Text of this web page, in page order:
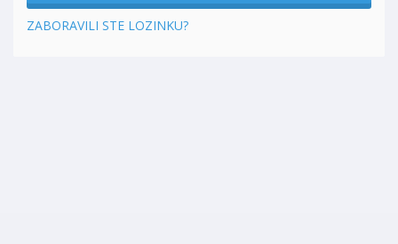
ZABORAVILI STE LOZINKU?